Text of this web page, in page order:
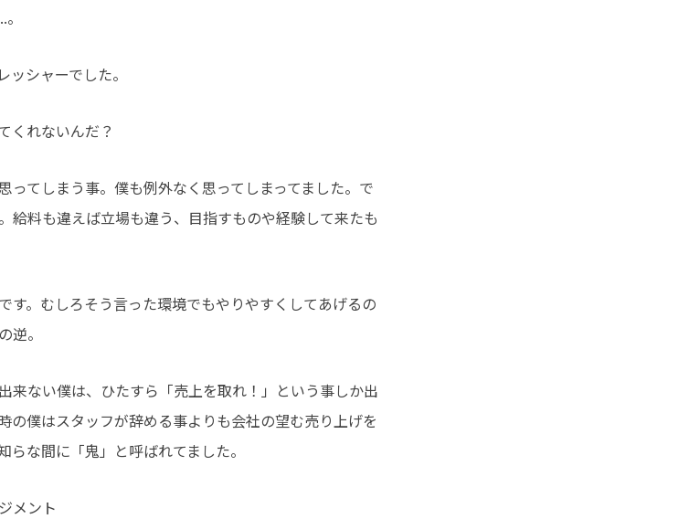
シャーでした。
くれないんだ？
ってしまう事。僕も例外なく思ってしまってました。で
給料も違えば立場も違う、目指すものや経験して来たも
す。むしろそう言った環境でもやりやすくしてあげるの
逆。
来ない僕は、ひたすら「売上を取れ！」という事しか出
の僕はスタッフが辞める事よりも会社の望む売り上げを
な間に「鬼」と呼ばれてました。
メント